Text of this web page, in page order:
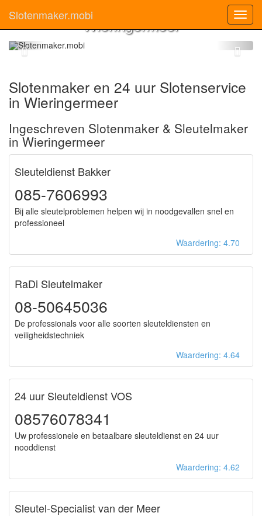
Slotenmaker.mobiSlotenmaker
Wieringermeer
Slotenmaker en 24 uur Slotenservice
in Wieringermeer
Ingeschreven Slotenmaker & Sleutelmaker
in Wieringermeer
Sleuteldienst Bakker
085-7606993
Bij alle sleutelproblemen helpen wij in noodgevallen snel en
professioneel
Waardering: 4.70
RaDi Sleutelmaker
08-50645036
De professionals voor alle soorten sleuteldiensten en
veiligheidstechniek
Waardering: 4.64
24 uur Sleuteldienst VOS
08576078341
Uw professionele en betaalbare sleuteldienst en 24 uur
nooddienst
Waardering: 4.62
Sleutel-Specialist van der Meer